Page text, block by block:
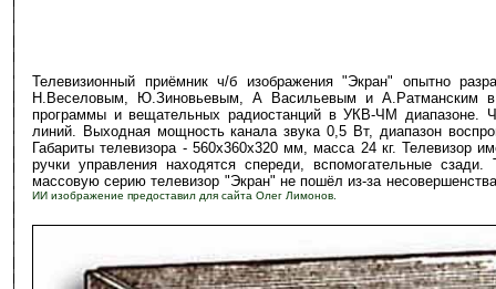
Телевизионный приёмник ч/б изображения "Экран" опытно
Н.Веселовым, Ю.Зиновьевым, А Васильевым и А.Ратманским
программы и вещательных радиостанций в УКВ-ЧМ диапазоне.
линий. Выходная мощность канала звука 0,5 Вт, диапазон
Габариты телевизора - 560х360х320 мм, масса 24 кг. Телевизор
ручки управления находятся спереди, вспомогательные
массовую серию телевизор "Экран" не пошёл из-за
ИИ изображение предоставил для сайта Олег Лимонов.